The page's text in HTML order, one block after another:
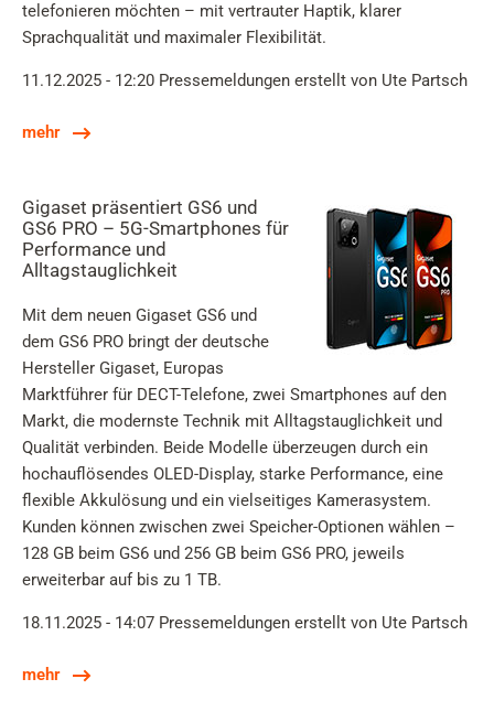
telefonieren möchten – mit vertrauter Haptik, klarer
Sprachqualität und maximaler Flexibilität.
11.12.2025 - 12:20 Pressemeldungen erstellt von Ute Partsch
mehr
Gigaset präsentiert GS6 und
GS6 PRO – 5G-Smartphones für
Performance und
Alltagstauglichkeit
Mit dem neuen Gigaset GS6 und
dem GS6 PRO bringt der deutsche
Hersteller Gigaset, Europas
Marktführer für DECT-Telefone, zwei Smartphones auf den
Markt, die modernste Technik mit Alltagstauglichkeit und
Qualität verbinden. Beide Modelle überzeugen durch ein
hochauflösendes OLED-Display, starke Performance, eine
flexible Akkulösung und ein vielseitiges Kamerasystem.
Kunden können zwischen zwei Speicher-Optionen wählen –
128 GB beim GS6 und 256 GB beim GS6 PRO, jeweils
erweiterbar auf bis zu 1 TB.
18.11.2025 - 14:07 Pressemeldungen erstellt von Ute Partsch
mehr